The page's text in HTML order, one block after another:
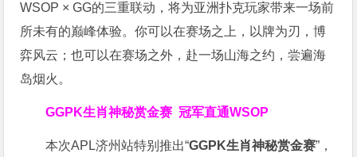
WSOP × GG的三重联动，将为亚洲扑克玩家带来一场前
所未有的巅峰体验。你可以在赛场之上，以牌为刃，博
弈风云；也可以在赛场之外，赴一场山海之约，尝遍海
岛烟火。
GGPK生肖神秘赏金赛冠军直通WSOP
本次APL济州站特别推出“GGPK生肖神秘赏金赛”，